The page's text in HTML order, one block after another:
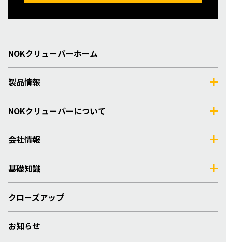
NOKクリューバーホーム
製品情報
NOKクリューバーについて
会社情報
基礎知識
クローズアップ
お知らせ